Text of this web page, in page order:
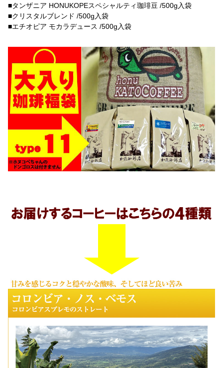
■タンザニア HONUKOPEスペシャルティ珈琲豆 /500g入袋
■クリスタルブレンド /500g入袋
■エチオピア モカラデュース /500g入袋